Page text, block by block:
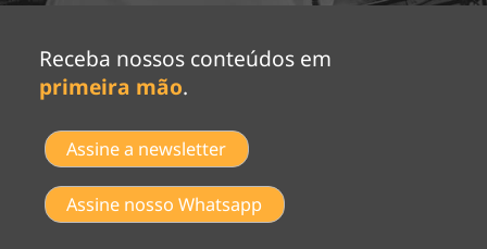
Receba nossos conteúdos em
primeira mão.
Assine a newsletter
Assine nosso Whatsapp